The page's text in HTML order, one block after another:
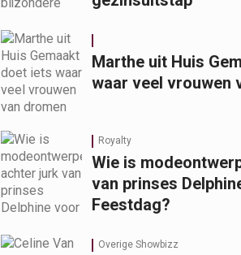
Marthe uit Huis
waar veel vrouwen
Royalty
Wie is
van prinses
Feestdag?
Overige Showbizz